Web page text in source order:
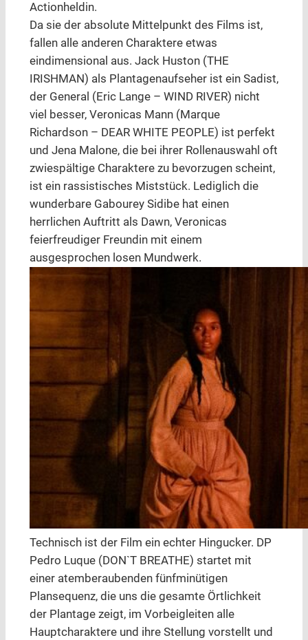
Actionheldin.
Da sie der absolute Mittelpunkt des Films ist,
fallen alle anderen Charaktere etwas
eindimensional aus. Jack Huston (THE
IRISHMAN) als Plantagenaufseher ist ein Sadist,
der General (Eric Lange – WIND RIVER) nicht
viel besser, Veronicas Mann (Marque
Richardson – DEAR WHITE PEOPLE) ist perfekt
und Jena Malone, die bei ihrer Rollenauswahl oft
zwiespältige Charaktere zu bevorzugen scheint,
ist ein rassistisches Miststück. Lediglich die
wunderbare Gabourey Sidibe hat einen
herrlichen Auftritt als Dawn, Veronicas
feierfreudiger Freundin mit einem
ausgesprochen losen Mundwerk.
Technisch ist der Film ein echter Hingucker. DP
Pedro Luque (DON`T BREATHE) startet mit
einer atemberaubenden fünfminütigen
Plansequenz, die uns die gesamte Örtlichkeit
der Plantage zeigt, im Vorbeigleiten alle
Hauptcharaktere und ihre Stellung vorstellt und